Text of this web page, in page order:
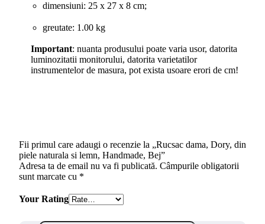
dimensiuni: 25 x 27 x 8 cm;
greutate: 1.00 kg
Important: nuanta produsului poate varia usor, datorita
luminozitatii monitorului, datorita varietatilor
instrumentelor de masura, pot exista usoare erori de cm!
Fii primul care adaugi o recenzie la „Rucsac dama, Dory, din
piele naturala si lemn, Handmade, Bej”
Adresa ta de email nu va fi publicată. Câmpurile obligatorii
sunt marcate cu *
Your Rating